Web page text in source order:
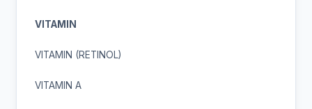
VITAMIN
VITAMIN (RETINOL)
VITAMIN A